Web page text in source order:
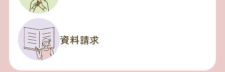
資料請求